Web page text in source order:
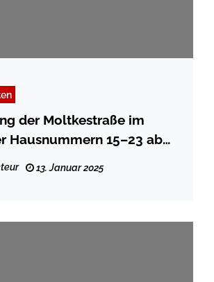
der Moltkestraße im
Hausnummern 15–23 ab
13. Januar 2025